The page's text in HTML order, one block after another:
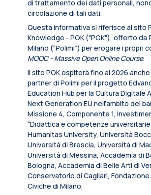
di trattamento dei dati personali,
circolazione di tali dati.
Questa informativa si riferisce al sito
Knowledge - POK ("POK"), offerto da
Milano (“Polimi”) per erogare i propri
MOOC - Massive Open Online Course.
Il sito POK ospiterà fino al 2026 anche
partner di Polimi per il progetto
Education Hub per la Cultura Digitale
Next Generation EU nell’ambito del
Missione 4, Componente 1,
“Didattica e competenze
Humanitas University, Università
Università di Brescia, Università di
Università di Messina, Accademia di
Bologna, Accademia di Belle Arti di
Conservatorio di Cagliari, Fondazione
Civiche di Milano.